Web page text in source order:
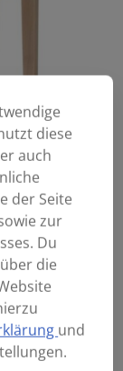
diese
auch
der Seite
zur
Du
die
und